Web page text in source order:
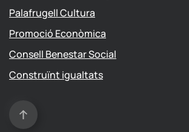
Palafrugell Cultura
Promoció Econòmica
Consell Benestar Social
Construïnt igualtats